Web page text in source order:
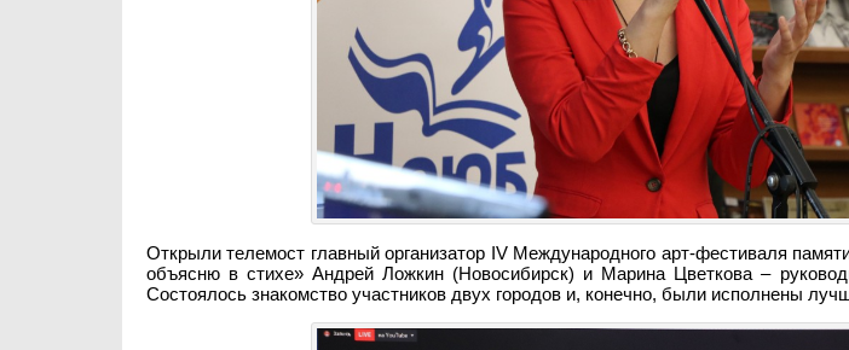
Открыли телемост главный организатор IV Международного арт-фестиваля
объясню в стихе» Андрей Ложкин (Новосибирск) и Марина Цветкова –
Состоялось знакомство участников двух городов и, конечно, были исполнены